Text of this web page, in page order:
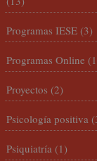
Programas IESE (3)
Programas Online
Proyectos (2)
Psicología positiva
Psiquiatría (1)